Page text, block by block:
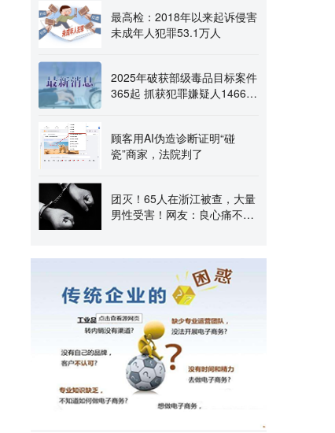
最高检：2018年以来起诉侵害
未成年人犯罪53.1万人
2025年破获部级毒品目标案件
365起 抓获犯罪嫌疑人14667
顾客用AI伪造诊断证明“碰
瓷”商家，法院判了
团灭！65人在浙江被查，大量
男性受害！网友：良心痛不